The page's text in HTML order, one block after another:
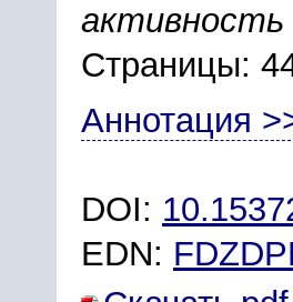
активность
Страницы:
Аннотация
DOI:
EDN: